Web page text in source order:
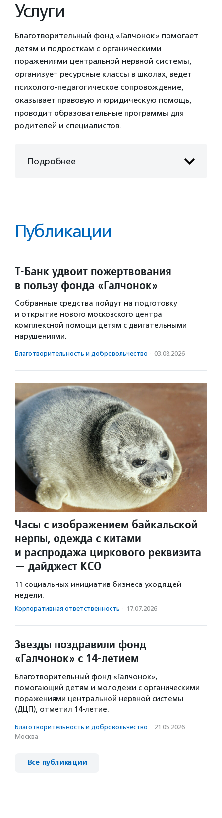
Услуги
Благотворительный фонд «Галчонок» помогает
детям и подросткам с органическими
поражениями центральной нервной системы,
организует ресурсные классы в школах, ведет
психолого-педагогическое сопровождение,
оказывает правовую и юридическую помощь,
проводит образовательные программы для
родителей и специалистов.
Подробнее
Публикации
Т-Банк удвоит пожертвования
в пользу фонда «Галчонок»
Собранные средства пойдут на подготовку
и открытие нового московского центра
комплексной помощи детям с двигательными
нарушениями.
Благотвори­тель­ность и доброволь­чест­во · 03.08.2026
Часы с изображением байкальской
нерпы, одежда с китами
и распродажа циркового реквизита
— дайджест КСО
11 социальных инициатив бизнеса уходящей
недели.
Корпоративная ответственность · 17.07.2026
Звезды поздравили фонд
«Галчонок» с 14-летием
Благотворительный фонд «Галчонок»,
помогающий детям и молодежи с органическими
поражениями центральной нервной системы
(ДЦП), отметил 14-летие.
Благотвори­тель­ность и доброволь­чест­во · 21.05.2026 ·
Москва
Все публикации